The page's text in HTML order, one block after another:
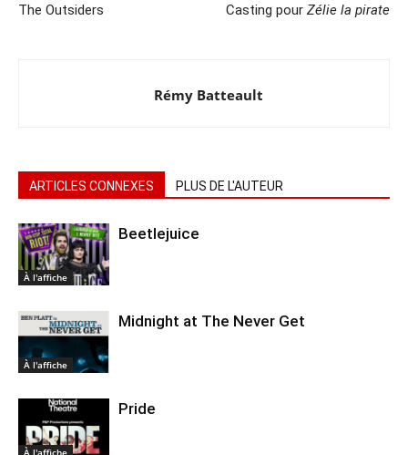
The Outsiders Casting pour Zélie la pirate
Rémy Batteault
ARTICLES CONNEXES PLUS DE L'AUTEUR
À l'affiche
Beetlejuice
À l'affiche
Midnight at The Never Get
Pride